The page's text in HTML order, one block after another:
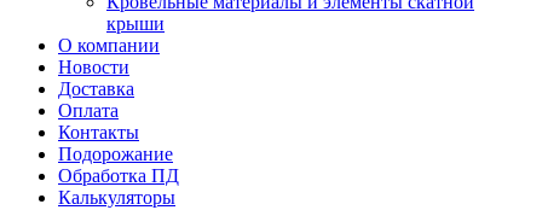
крыши
О компании
Новости
Доставка
Оплата
Контакты
Подорожание
Обработка ПД
Калькуляторы